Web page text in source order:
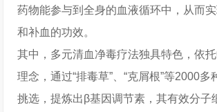
药物能参与到全身的血液循环中，从而
和补血的功效。
其中，多元清血净毒疗法独具特色，依
理念，通过“排毒草”、“克屑根”等2000
挑选，提炼出β基因调节素，其有效分子